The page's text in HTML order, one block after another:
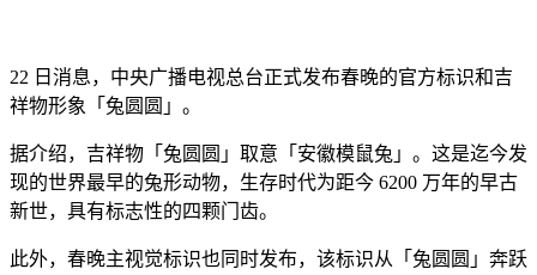
22 日消息，中央广播电视总台正式发布春晚的官方标识和吉
祥物形象「兔圆圆」。
据介绍，吉祥物「兔圆圆」取意「安徽模鼠兔」。这是迄今发
现的世界最早的兔形动物，生存时代为距今 6200 万年的早古
新世，具有标志性的四颗门齿。
此外，春晚主视觉标识也同时发布，该标识从「兔圆圆」奔跃